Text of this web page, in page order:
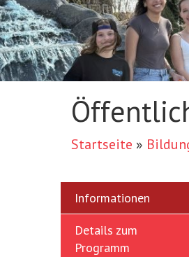
Startseite »
Informationen
Details zum
Programm